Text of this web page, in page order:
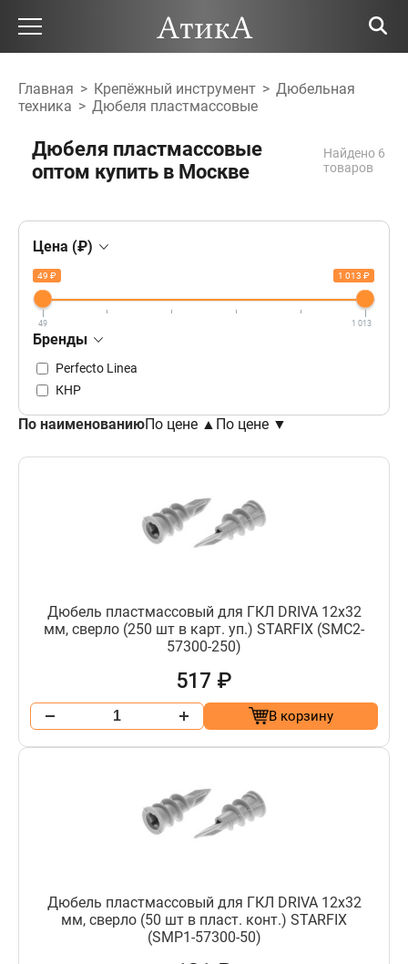
Главная > Крепёжный инструмент > Дюбельная
техника > Дюбеля пластмассовые
Дюбеля пластмассовые
оптом купить в Москве
Найдено 6
товаров
Цена (₽)
49 ₽ 1 013 ₽
49 1 013
Бренды
Perfecto Linea
КНР
По наименованиюПо цене ▲ По цене ▼
Дюбель пластмассовый для ГКЛ DRIVA 12х32
мм, сверло (250 шт в карт. уп.) STARFIX (SMC2-
57300-250)
517 ₽
В корзину
Дюбель пластмассовый для ГКЛ DRIVA 12х32
мм, сверло (50 шт в пласт. конт.) STARFIX
(SMP1-57300-50)